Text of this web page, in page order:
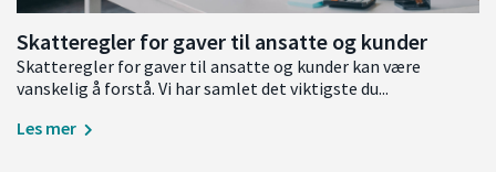
Skatteregler for gaver til ansatte og kunder
Skatteregler for gaver til ansatte og kunder kan være
vanskelig å forstå. Vi har samlet det viktigste du...
Les mer